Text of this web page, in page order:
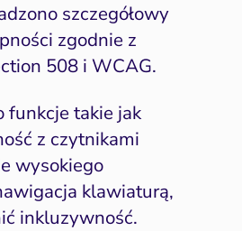
szczegółowy
zgodnie z
508 i WCAG.
funkcje takie jak
z czytnikami
wysokiego
klawiaturą,
inkluzywność.